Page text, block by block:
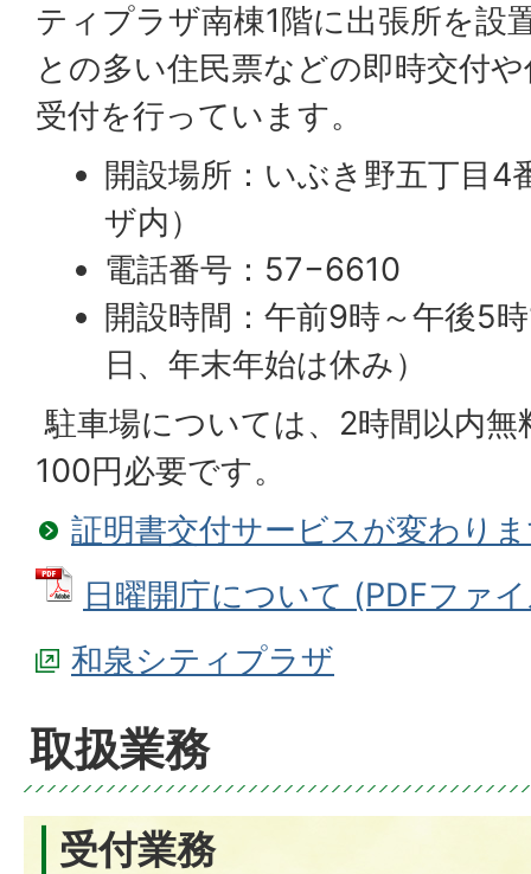
ティプラザ南棟1階に出張所を設
との多い住民票などの即時交付
受付を行っています。
開設場所：いぶき野五丁目4
ザ内）
電話番号：57−6610
開設時間：午前9時～午後5
日、年末年始は休み）
駐車場については、2時間以内
100円必要です。
証明書交付サービスが変わり
日曜開庁について (PDFファ
和泉シティプラザ
取扱業務
受付業務